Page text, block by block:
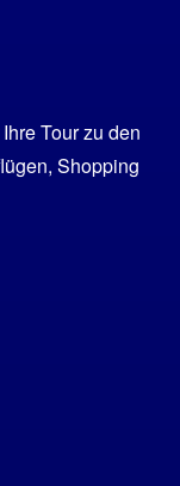
Tour zu den
Shopping